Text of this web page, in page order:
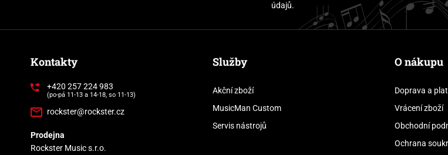
údajů.
Kontakty
+420 257 224 983
(po-pá 11-13 a 14-18, so 11-13)
rockster@rockster.cz
Prodejna
Rockster Music s.r.o.
Služby
Akční zboží
MusicMan Custom
Servis nástrojů
O nákupu
Doprava a
Vrácení zboží
Obchodní
Ochrana